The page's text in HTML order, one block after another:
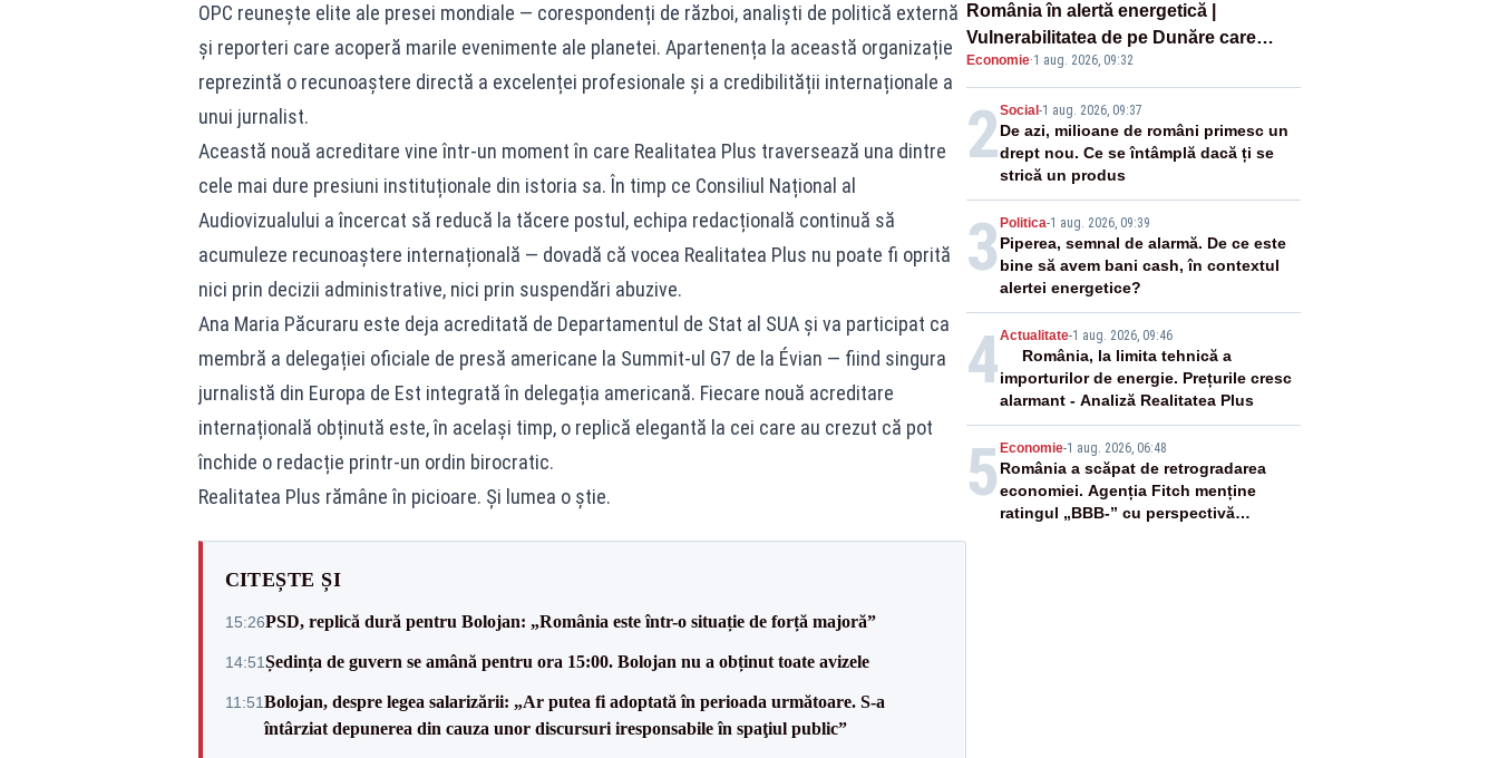
OPC reunește elite ale presei mondiale — corespondenți de război, analiști de politică externă
și reporteri care acoperă marile evenimente ale planetei. Apartenența la această organizație
reprezintă o recunoaștere directă a excelenței profesionale și a credibilității internaționale a
unui jurnalist.
Această nouă acreditare vine într-un moment în care Realitatea Plus traversează una dintre
cele mai dure presiuni instituționale din istoria sa. În timp ce Consiliul Național al
Audiovizualului a încercat să reducă la tăcere postul, echipa redacțională continuă să
acumuleze recunoaștere internațională — dovadă că vocea Realitatea Plus nu poate fi oprită
nici prin decizii administrative, nici prin suspendări abuzive.
Ana Maria Păcuraru este deja acreditată de Departamentul de Stat al SUA și va participat ca
membră a delegației oficiale de presă americane la Summit-ul G7 de la Évian — fiind singura
jurnalistă din Europa de Est integrată în delegația americană. Fiecare nouă acreditare
internațională obținută este, în același timp, o replică elegantă la cei care au crezut că pot
închide o redacție printr-un ordin birocratic.
Realitatea Plus rămâne în picioare. Și lumea o știe.
CITEȘTE ȘI
15:26PSD, replică dură pentru Bolojan: „România este într-o situație de forță majoră”
14:51Ședința de guvern se amână pentru ora 15:00. Bolojan nu a obținut toate avizele
11:51Bolojan, despre legea salarizării: „Ar putea fi adoptată în perioada următoare. S-a
întârziat depunerea din cauza unor discursuri iresponsabile în spaţiul public”
România în alertă energetică |
Vulnerabilitatea de pe Dunăre care
pune în pericol Centrala Cernavodă era
cunoscută de pe vremea lui Ceaușescu
Economie·1 aug. 2026, 09:32
2Social -1 aug. 2026, 09:37
De azi, milioane de români primesc un
drept nou. Ce se întâmplă dacă ți se
strică un produs
3 Politica-1 aug. 2026, 09:39
Piperea, semnal de alarmă. De ce este
bine să avem bani cash, în contextul
alertei energetice?
4Actualitate-1 aug. 2026, 09:46
România, la limita tehnică a
importurilor de energie. Prețurile cresc
alarmant - Analiză Realitatea Plus
5 Economie-1 aug. 2026, 06:48
România a scăpat de retrogradarea
economiei. Agenția Fitch menține
ratingul „BBB-” cu perspectivă